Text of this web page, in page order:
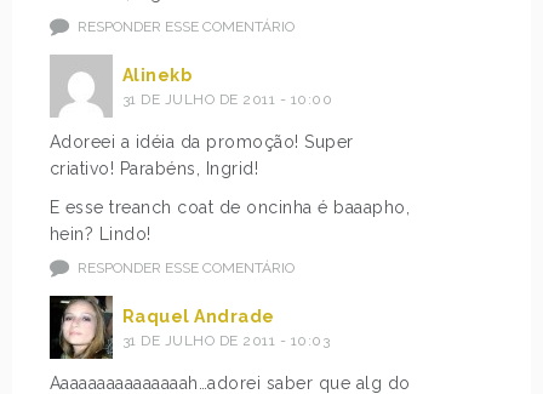
RESPONDER ESSE COMENTÁRIO
Alinekb
31 DE JULHO DE 2011 - 10:00
Adoreei a idéia da promoção! Super
criativo! Parabéns, Ingrid!
E esse treanch coat de oncinha é baaapho,
hein? Lindo!
RESPONDER ESSE COMENTÁRIO
Raquel Andrade
31 DE JULHO DE 2011 - 10:03
Aaaaaaaaaaaaaaah…adorei saber que alg do